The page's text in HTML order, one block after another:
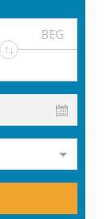
BEG